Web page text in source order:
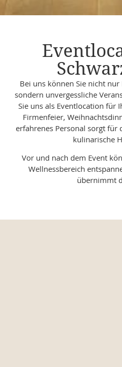
Bei uns können Sie nicht
sondern unvergessliche
Sie uns als Eventlocation für
Firmenfeier,
erfahrenes Personal sorgt für
kulinarische
Vor und nach dem Event
Wellnessbereich
übernimmt